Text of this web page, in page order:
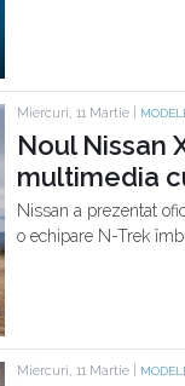
Miercuri, 11 Martie |
Noul Nissan
multimedia
Nissan a prezentat
o echipare N-Trek
Miercuri, 11 Martie |